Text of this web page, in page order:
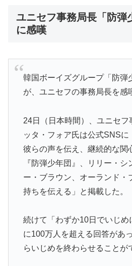
ユニセフ事務局長「防弾
に感嘆
韓国ボーイズグループ「 防弾
が、 ユニセフの事務局長を感
24日（日本時間）、ユニセフ
ッタ・フォア氏は公式SNSに
彼らの声を伝え、継続的な関
『防弾少年団』、リリー・
ー・ブラウン、 オーランド・
持ちを伝える」と掲載した。
続けて「わずか10日でいじめ
に100万人を超える回答があ
らいじめを終わらせることが